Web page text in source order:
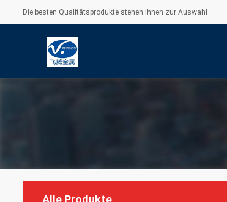
Die besten Qualitätsprodukte stehen Ihnen zur Auswahl
Alle Produkte